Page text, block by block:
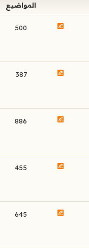
المواضيع
500
387
886
455
645